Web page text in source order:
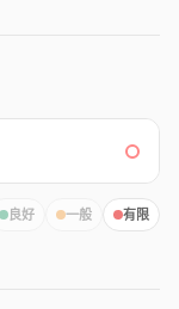
良好 一般 有限